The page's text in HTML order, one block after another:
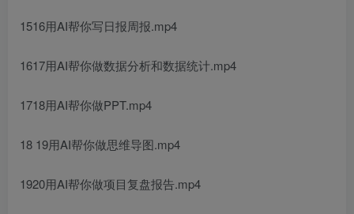
1516用AI帮你写日报周报.mp4
1617用AI帮你做数据分析和数据统计.mp4
1718用AI帮你做PPT.mp4
18 19用AI帮你做思维导图.mp4
1920用AI帮你做项目复盘报告.mp4